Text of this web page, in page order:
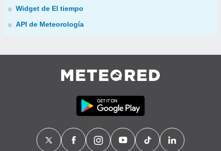
Widget de El tiempo
API de Meteorología